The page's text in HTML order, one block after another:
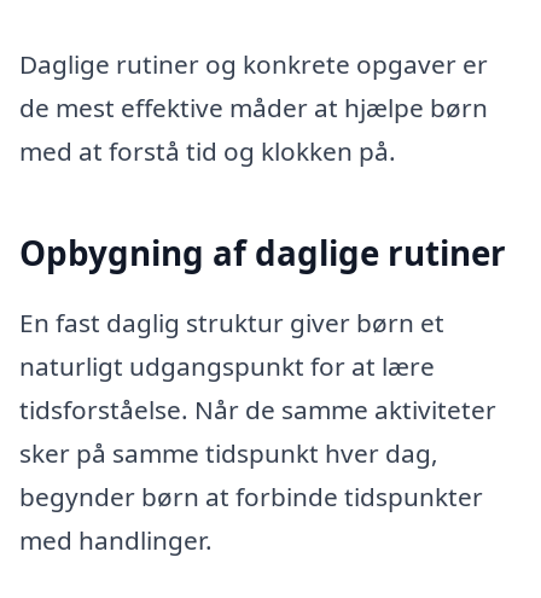
Daglige rutiner og konkrete opgaver er
de mest effektive måder at hjælpe børn
med at forstå tid og klokken på.
Opbygning af daglige rutiner
En fast daglig struktur giver børn et
naturligt udgangspunkt for at lære
tidsforståelse. Når de samme aktiviteter
sker på samme tidspunkt hver dag,
begynder børn at forbinde tidspunkter
med handlinger.